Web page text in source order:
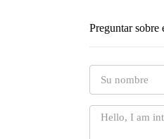
Preguntar sobre